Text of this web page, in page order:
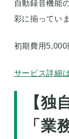
自動録音機能
彩に揃っていま
初期費用
サービス詳細
【独
「業